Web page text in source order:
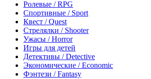
Ролевые / RPG
Спортивные / Sport
Квест / Quest
Стрелялки / Shooter
Ужасы / Horror
Игры для детей
Детективы / Detective
Экономические / Economic
Фэнтези / Fantasy